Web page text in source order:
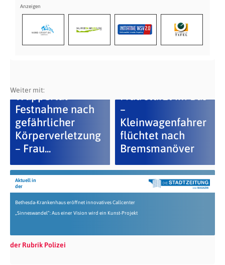
Weiter mit:
Wuppertal –
Festnahme nach
gefährlicher
Körperverletzung
– Frau...
–
Kleinwagenfahrer
flüchtet nach
Bremsmanöver
Aktuell in
der
Bethesda-Krankenhaus eröffnet innovatives Callcenter
„Sinneswandel“: Aus einer Vision wird ein Kunst-Projekt
der Rubrik Polizei